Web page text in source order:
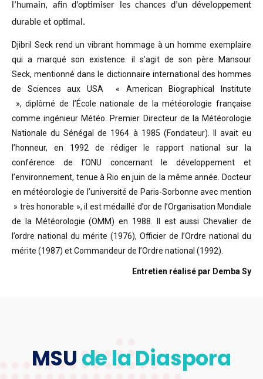
l’humain, afin d’optimiser les chances d’un développement
durable et optimal.
Djibril Seck rend un vibrant hommage à un homme exemplaire
qui a marqué son existence. il s’agit de son père Mansour
Seck,mentionné dans le dictionnaire international des hommes
de Sciences aux USA « American Biographical Institute
», diplômé de l’École nationale de la météorologie française
comme ingénieur Météo. Premier Directeur de la Météorologie
Nationale du Sénégal de 1964 à 1985 (Fondateur). Il avait eu
l’honneur, en 1992 de rédiger le rapport national sur la
conférence de l’ONU concernant le développement et
l’environnement, tenue à Rio en juin de la même année.
Docteur
en météorologie de l’université de Paris-Sorbonne avec mention
» très honorable », il est médaillé d’or de l’Organisation Mondiale
de la Météorologie (OMM) en 1988. Il est aussi Chevalier de
l’ordre national du mérite (1976), Officier de l’Ordre national du
mérite (1987) et Commandeur de l’Ordre national (1992).
Entretien réalisé par Demba Sy
MSU de la Diaspora